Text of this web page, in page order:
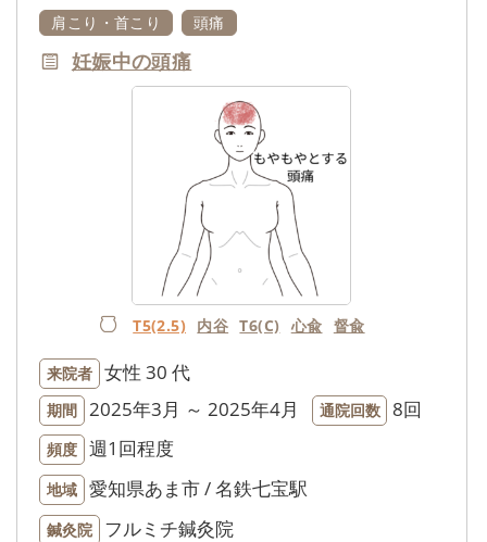
肩こり・首こり 頭痛
妊娠中の頭痛
T5(2.5) 内谷 T6(C) 心兪 督兪
来院者 女性 30 代
期間 2025年3月 ～ 2025年4月 通院回数 8回
頻度 週1回程度
地域 愛知県あま市 / 名鉄七宝駅
鍼灸院 フルミチ鍼灸院